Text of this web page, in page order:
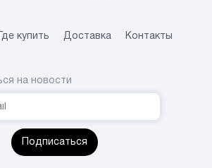
Где купить Доставка Контакты
на новости
Подписаться